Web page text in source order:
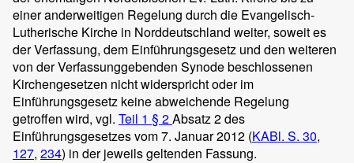
einer anderweitigen Regelung durch die Evangelisch-
Lutherische Kirche in Norddeutschland weiter, soweit es
der Verfassung, dem Einführungsgesetz und den weiteren
von der Verfassunggebenden Synode beschlossenen
Kirchengesetzen nicht widerspricht oder im
Einführungsgesetz keine abweichende Regelung
getroffen wird, vgl. Teil 1 § 2Absatz 2 des
Einführungsgesetzes vom 7. Januar 2012 (KABl. S. 30,
127, 234) in der jeweils geltenden Fassung.